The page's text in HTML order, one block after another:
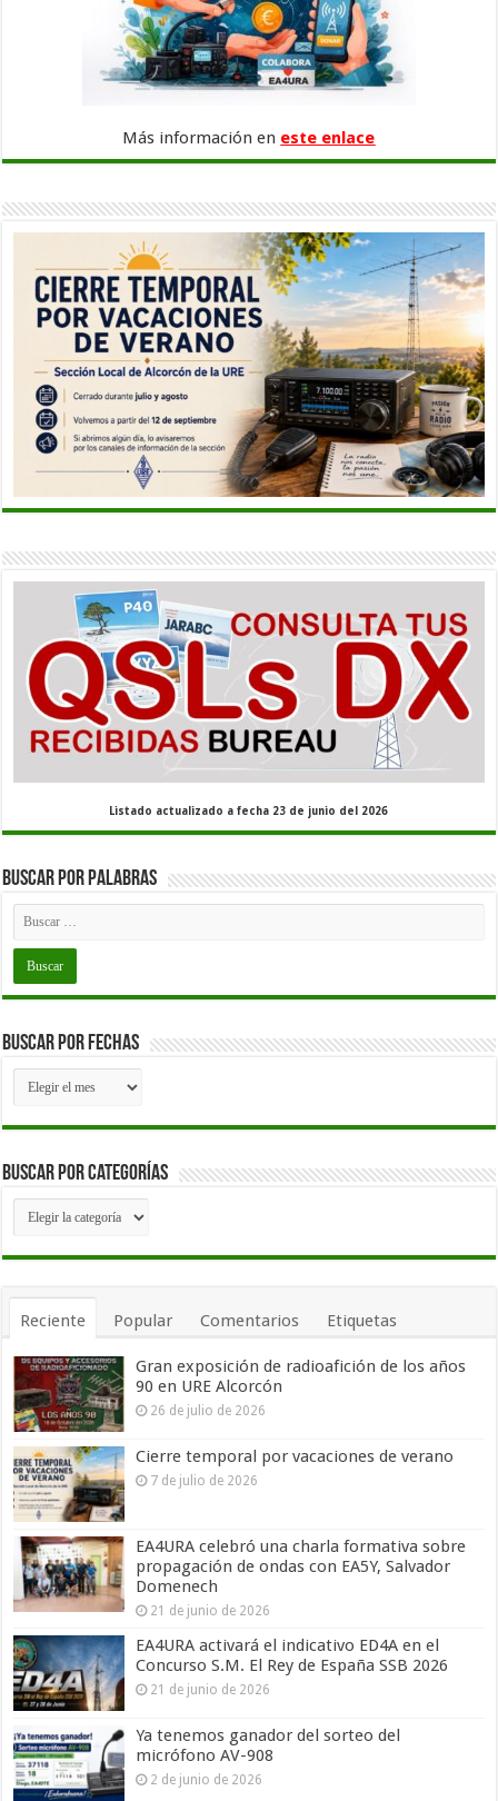
Más información en este enlace
Listado actualizado a fecha 23 de junio del 2026
Buscar por palabras
Buscar por fechas
Buscar
por
Buscar por Categorías
Buscar
por
Reciente Popular Comentarios Etiquetas
Gran exposición de radioafición de los años
90 en URE Alcorcón
26 de julio de 2026
Cierre temporal por vacaciones de verano
7 de julio de 2026
EA4URA celebró una charla formativa sobre
propagación de ondas con EA5Y, Salvador
Domenech
21 de junio de 2026
EA4URA activará el indicativo ED4A en el
Concurso S.M. El Rey de España SSB 2026
21 de junio de 2026
Ya tenemos ganador del sorteo del
micrófono AV-908
2 de junio de 2026